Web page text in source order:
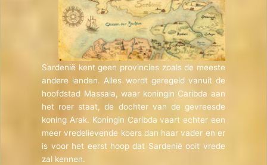
Sardenië kent geen provincies zoals de meeste
andere landen. Alles wordt geregeld vanuit de
hoofdstad Massala, waar koningin Caribda aan
het roer staat, de dochter van de gevreesde
koning Arak. Koningin Caribda vaart echter een
meer vredelievende koers dan haar vader en er
is voor het eerst hoop dat Sardenië ooit vrede
zal kennen.